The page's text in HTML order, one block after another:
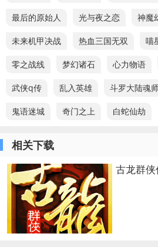
最后的原始人 光与夜之恋 神魔
未来机甲决战 热血三国无双 喵
零之战线 梦幻诸石 心力物语
武侠q传 乱入英雄 斗罗大陆魂
鬼语迷城 奇门之上 白蛇仙劫
相关下载
古龙群